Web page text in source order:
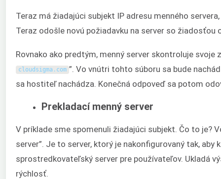
Teraz má žiadajúci subjekt IP adresu menného
Teraz odošle novú požiadavku na server so žiadosťou
Rovnako ako predtým, menný server skontroluje svoje
cloudsigma . com ”. Vo vnútri tohto súboru sa bude
sa hostiteľ nachádza. Konečná odpoveď sa potom
Prekladací menný server
V príklade sme spomenuli žiadajúci subjekt. Čo to je?
server”. Je to server, ktorý je nakonfigurovaný tak,
sprostredkovateľský server pre používateľov. Ukladá
rýchlosť.